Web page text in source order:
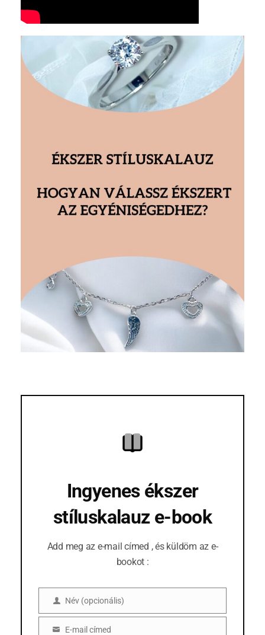
Ingyenes ékszer
stíluskalauz e-book
Add meg az e-mail címed , és küldöm az e-
bookot :
Név
(opcionális)
Név (opcionális)
E-mail címed